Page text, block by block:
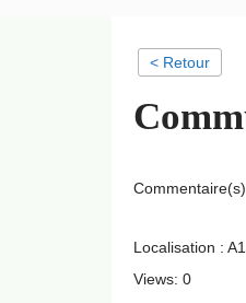
< Retour
Localisation :
Views: 0